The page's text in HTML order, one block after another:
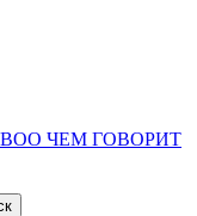
О ЧЕМ ГОВОРИТ